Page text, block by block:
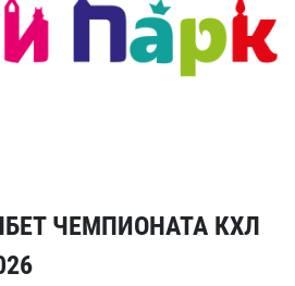
ЧЕМПИОНАТА КХЛ